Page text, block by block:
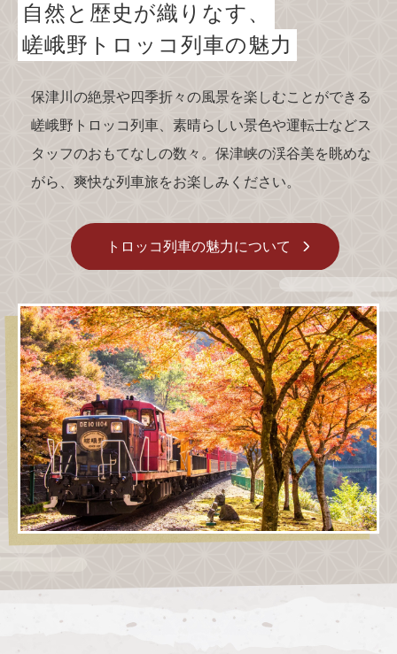
嵐山エリア
保津峡エリア
亀岡エリア
自然と歴史が織りなす、
嵯峨野トロッコ列車の魅力
保津川の絶景や四季折々の風景を楽しむことができる
嵯峨野トロッコ列車、素晴らしい景色や運転士などス
タッフのおもてなしの数々。保津峡の渓谷美を眺めな
がら、爽快な列車旅をお楽しみください。
トロッコ列車の魅力について